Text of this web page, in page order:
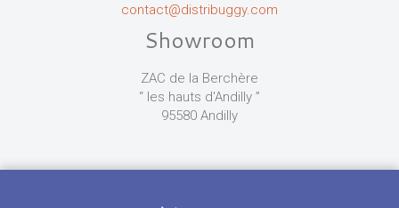
contact@distribuggy.com
Showroom
ZAC de la Berchère
“ les hauts d'Andilly ”
95580 Andilly